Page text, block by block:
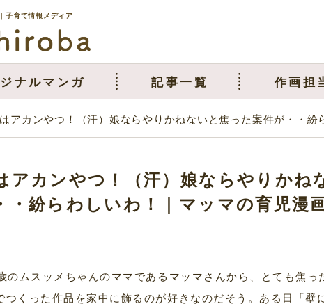
子育て情報メディア
ナルマンガ 記事一覧 作画担
アカンやつ！（汗）娘ならやりかねないと焦った案件が・・
アカンやつ！（汗）娘ならやりかね
・紛らわしいわ！｜マッマの育児漫
のムスッメちゃんのママであるマッマさんから、とても焦っ
つくった作品を家中に飾るのが好きなのだそう。ある日「壁